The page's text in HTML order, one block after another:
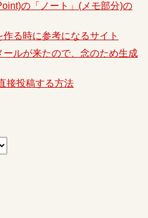
の「ノート」(メモ部分)の
る時に参考になるサイト
ールが来たので、念のため生成
接投稿する方法